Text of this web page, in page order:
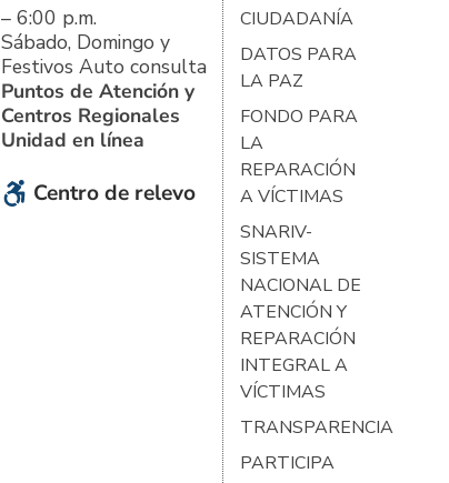
– 6:00 p.m.
Sábado, Domingo y
Festivos Auto consulta
Puntos de Atención y
Centros Regionales
Unidad en línea
Centro de relevo
CIUDADANÍA
DATOS PARA
LA PAZ
FONDO PARA
LA
REPARACIÓN
A VÍCTIMAS
SNARIV-
SISTEMA
NACIONAL DE
ATENCIÓN Y
REPARACIÓN
INTEGRAL A
VÍCTIMAS
TRANSPARENCIA
PARTICIPA